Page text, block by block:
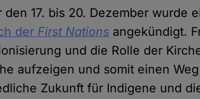
den 17. bis 20. Dezember wurde
der First Nations angekündigt.
und die Rolle der
aufzeigen und somit einen
Zukunft für Indigene und